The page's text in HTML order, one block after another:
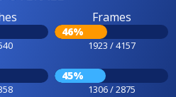
Frames
46%
1923 / 4157
45%
1306 / 2875